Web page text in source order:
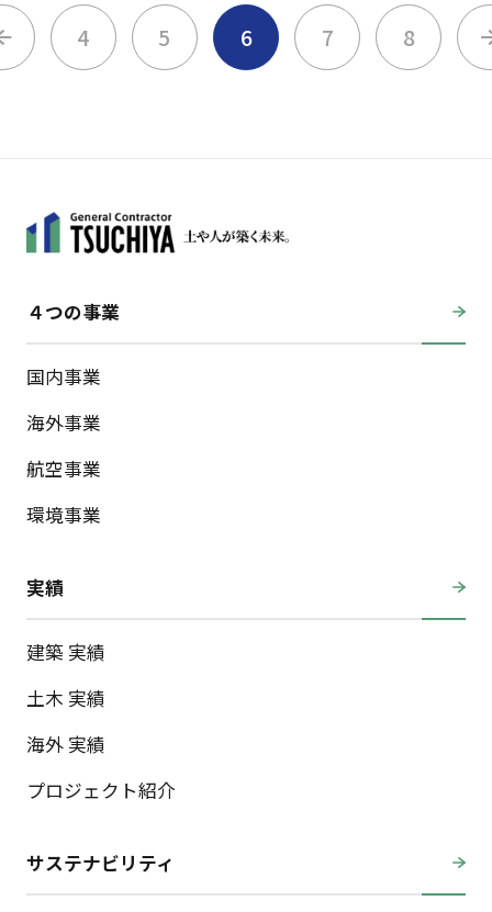
4 5 6 7 8
４つの事業
国内事業
海外事業
航空事業
環境事業
実績
建築 実績
土木 実績
海外 実績
プロジェクト紹介
サステナビリティ